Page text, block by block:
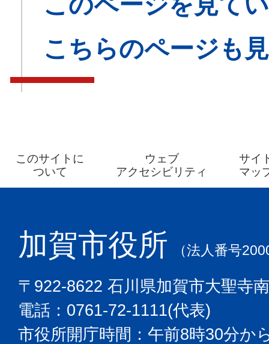
こちらのページも
このサイトに
ついて
ウェブ
アクセシビリティ
サイ
マッ
加賀市役所 （法人番号
〒922-8622 石川県加賀市大聖寺
電話：0761-72-1111(代表)
市役所開庁時間：午前8時30分か